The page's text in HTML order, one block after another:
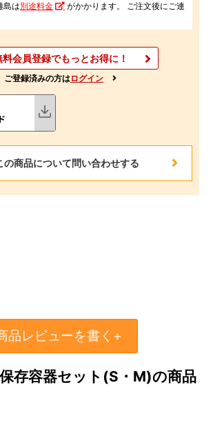
島は別途料金
がかかります。 ご注文後にご連
料会員登録でもっとお得に！
ご登録済みの方はログイン
の商品について問い合わせする
品レビューを書く+
存容器セット(S・M)の商品